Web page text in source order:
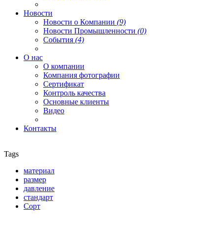
Новости
Новости о Компании (9)
Новости Промышленности (0)
События (4)
О нас
О компании
Компания фотографии
Сертификат
Контроль качества
Основные клиенты
Видео
Контакты
Tags
материал
размер
давление
стандарт
Сорт